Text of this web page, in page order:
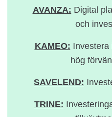
AVANZA: Digital
och
KAMEO: Investera
hög
SAVELEND:
TRINE: